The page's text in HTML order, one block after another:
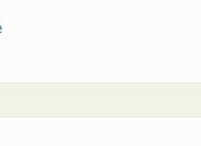
about Led it be: sistemas de